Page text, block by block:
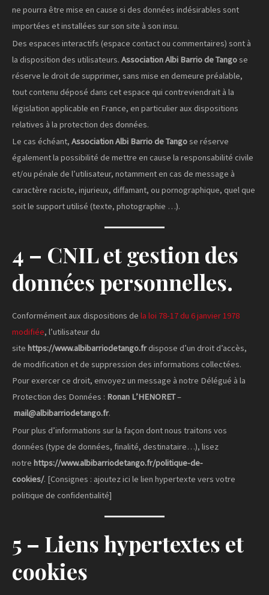
ne pourra être mise en cause si des données indésirables sont
importées et installées sur son site à son insu.
Des espaces interactifs (espace contact ou commentaires) sont à
la disposition des utilisateurs. Association Albi Barrio de Tangose
réserve le droit de supprimer, sans mise en demeure préalable,
tout contenu déposé dans cet espace qui contreviendrait à la
législation applicable en France, en particulier aux dispositions
relatives à la protection des données.
Le cas échéant, Association Albi Barrio de Tangose réserve
également la possibilité de mettre en cause la responsabilité civile
et/ou pénale de l’utilisateur, notamment en cas de message à
caractère raciste, injurieux, diffamant, ou pornographique, quel que
soit le support utilisé (texte, photographie …).
4 – CNIL et gestion des
données personnelles.
Conformément aux dispositions de la loi 78-17 du 6 janvier 1978
modifiée, l’utilisateur du
site https://www.albibarriodetango.frdispose d’un droit d’accès,
de modification et de suppression des informations collectées.
Pour exercer ce droit, envoyez un message à notre Délégué à la
Protection des Données : Ronan L’HENORET–
mail@albibarriodetango.fr.
Pour plus d’informations sur la façon dont nous traitons vos
données (type de données, finalité, destinataire…), lisez
notre https://www.albibarriodetango.fr/politique-de-
cookies/. [Consignes : ajoutez ici le lien hypertexte vers votre
politique de confidentialité]
5 – Liens hypertextes et
cookies